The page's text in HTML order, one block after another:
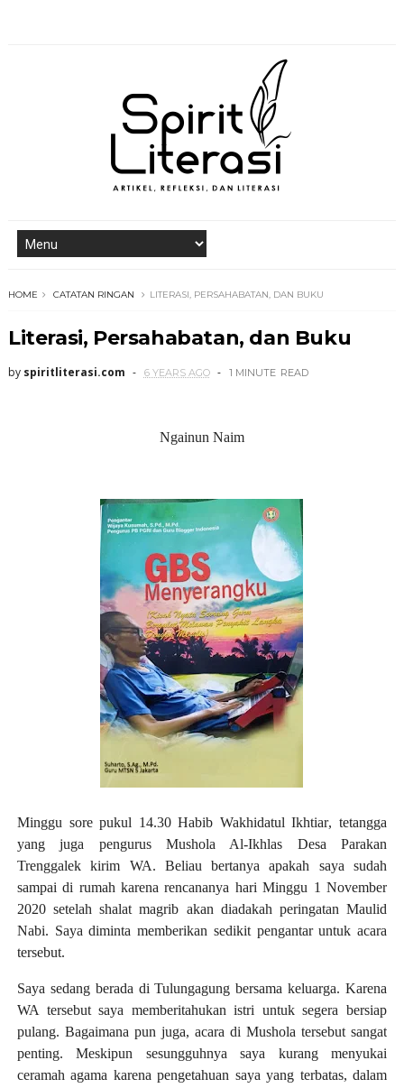
HOME CATATAN RINGAN LITERASI, PERSAHABATAN, DAN BUKU
Literasi, Persahabatan, dan Buku
by spiritliterasi.com 6 YEARS AGO 1 MINUTE READ
Ngainun Naim
Minggu sore pukul 14.30 Habib Wakhidatul Ikhtiar, tetangga
yang juga pengurus Mushola Al-Ikhlas Desa Parakan
Trenggalek kirim WA. Beliau bertanya apakah saya sudah
sampai di rumah karena rencananya hari Minggu 1 November
2020 setelah shalat magrib akan diadakah peringatan Maulid
Nabi. Saya diminta memberikan sedikit pengantar untuk acara
tersebut.
Saya sedang berada di Tulungagung bersama keluarga. Karena
WA tersebut saya memberitahukan istri untuk segera bersiap
pulang. Bagaimana pun juga, acara di Mushola tersebut sangat
penting. Meskipun sesungguhnya saya kurang menyukai
ceramah agama karena pengetahuan saya yang terbatas, dalam